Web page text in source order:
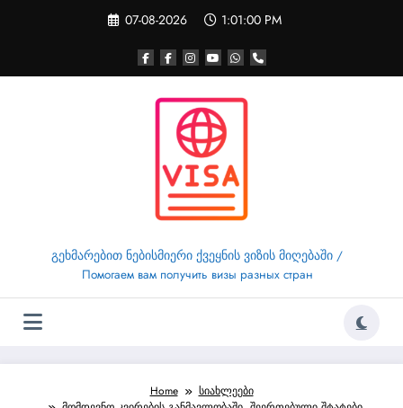
07-08-2026 1:01:01 PM
გეხმარებით ნებისმიერი ქვეყნის ვიზის მიღებაში /
Помогаем вам получить визы разных стран
Home
სიახლეები